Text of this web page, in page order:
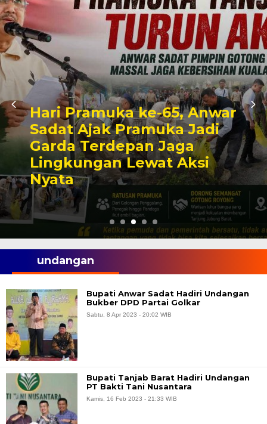
Hari Pramuka ke-65, Anwar
Sadat Ajak Pramuka Jadi
Garda Terdepan Jaga
Lingkungan Lewat Aksi
Nyata
undangan
Bupati Anwar Sadat Hadiri Undangan
Bukber DPD Partai Golkar
Sabtu, 8 Apr 2023 - 20:02 WIB
Bupati Tanjab Barat Hadiri Undangan
PT Bakti Tani Nusantara
Kamis, 16 Feb 2023 - 21:33 WIB